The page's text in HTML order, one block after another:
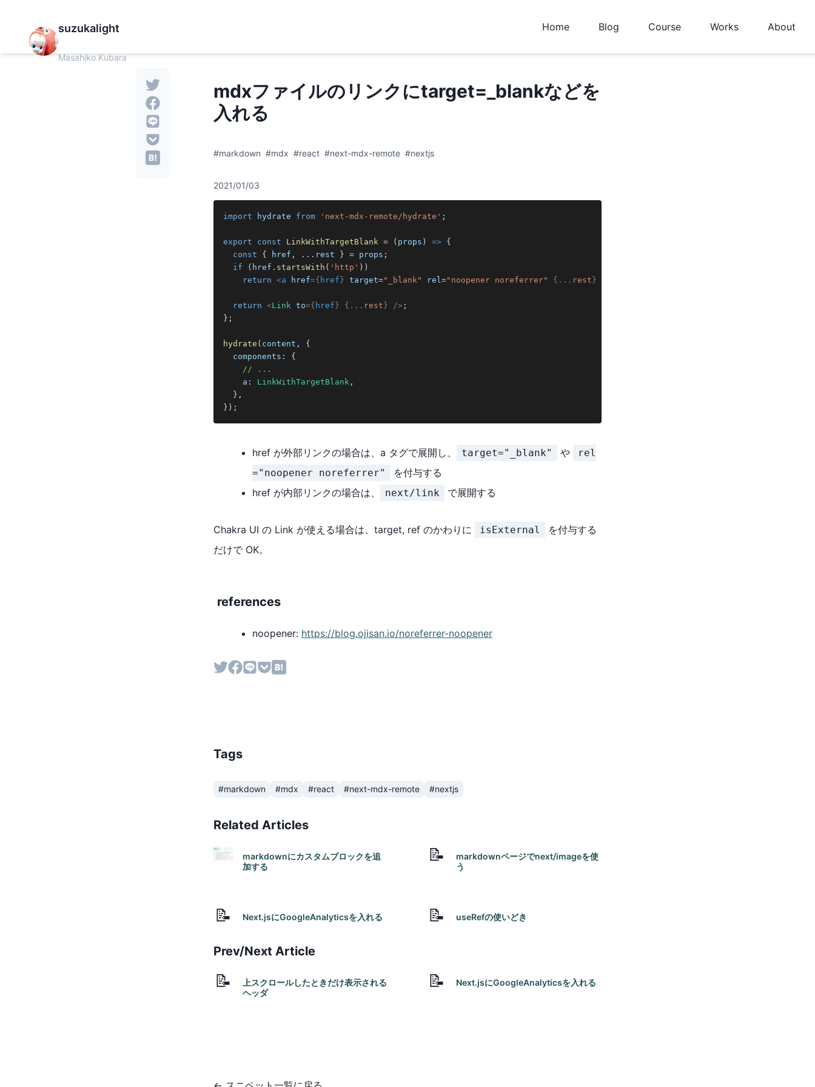
suzukalight
Masahiko Kubara
Home Blog Course Works About
mdxファイルのリンクにtarget=_blankなどを
入れる
#markdown #mdx #react #next-mdx-remote #nextjs
2021/01/03
import hydrate from 'next-mdx-remote/hydrate' ;
export const LinkWithTargetBlank = ( props ) => {
const
{ href , ... rest } = props ;
if
( href . startsWith ( 'http' ) )
return <a href={ href } target=" _blank" rel=" noopener noreferrer" { ... rest }
return <Link to={ href } { ... rest } /> ;
} ;
hydrate ( content ,
{
  components
:
{
// ...
    a
: LinkWithTargetBlank ,
} ,
} ) ;
href が外部リンクの場合は、a タグで展開し、 target="_blank" や
rel
="noopener noreferrer"
を付与する
href が内部リンクの場合は、
next/link で展開する
Chakra UI の Link が使える場合は、target, ref のかわりに isExternal
を付与する
だけで OK。
references
noopener: https://blog.ojisan.io/noreferrer-noopener
Tags
#markdown #mdx #react #next-mdx-remote #nextjs
Related Articles
markdownにカスタムブロックを追
加する
📝
markdownページでnext/imageを使
う
📝 Next.jsにGoogleAnalyticsを入れる 📝 useRefの使いどき
Prev/Next Article
📝
上スクロールしたときだけ表示される
ヘッダ
📝 Next.jsにGoogleAnalyticsを入れる